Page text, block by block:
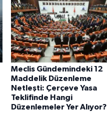
Meclis Gündemindeki 12
Maddelik Düzenleme
Netleşti: Çerçeve Yasa
Teklifinde Hangi
Düzenlemeler Yer Alıyor?